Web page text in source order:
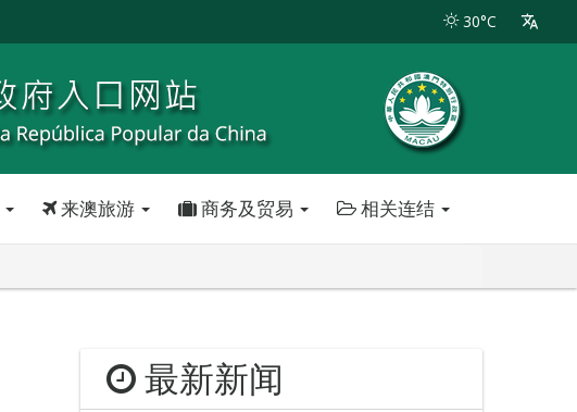
30°C
来澳旅游 商务及贸易 相关连结
最新新闻